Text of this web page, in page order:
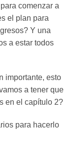
comenzar a
el plan para
Y una
a estar todos
importante, esto
a tener que
en el capítulo 2?
para hacerlo